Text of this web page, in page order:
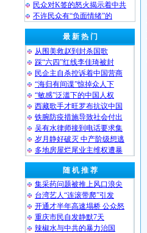
民众对K签的怒火揭示着中共
不许民众有“负面情绪”的
最 新 热 门
从围美救赵到封杀国歌
踩“六四”红线李佳琦被封
民企主自杀控诉着中国营商
“海归有间谍”惊掉众人下
“敏感”泛滥下的中国人权
西藏歌手才旺罗布抗议中国
铁腕防疫措施导致社会付出
吴有水律师接到电话要求集
岁月静好破灭 中产阶级想逃
多地房屋烂尾业主维权遭暴
随 机 推 荐
集采药问题被推上风口浪尖
台湾艺人“连滚带爬”引发
开通才半年高速塌桥 公众怒
重庆市民自发静默7天
辣椒水与中共的暴力治国